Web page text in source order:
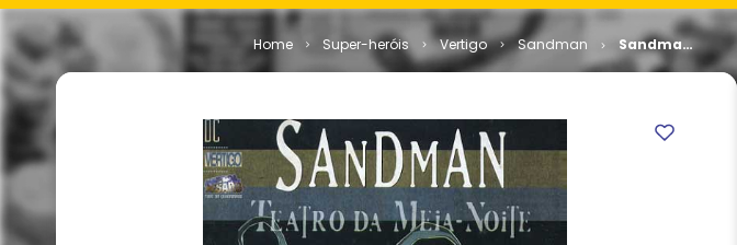
Super-heróis Vertigo Sandman
Sandman
- Teatro